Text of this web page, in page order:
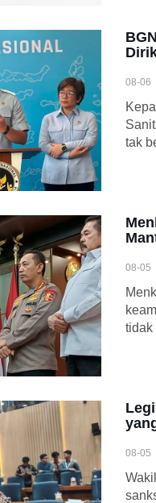
08-06
tak
08-05
tidak
08-05